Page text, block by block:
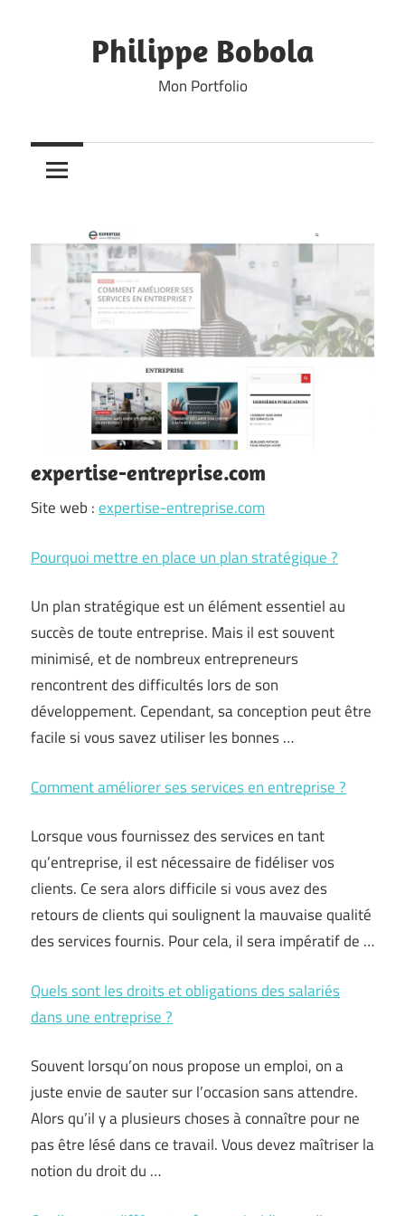
Philippe Bobola
Mon Portfolio
expertise-entreprise.com
Site web :expertise-entreprise.com
Pourquoi mettre en place un plan stratégique ?
Un plan stratégique est un élément essentiel au
succès de toute entreprise. Mais il est souvent
minimisé, et de nombreux entrepreneurs
rencontrent des difficultés lors de son
développement. Cependant, sa conception peut être
facile si vous savez utiliser les bonnes …
Comment améliorer ses services en entreprise ?
Lorsque vous fournissez des services en tant
qu’entreprise, il est nécessaire de fidéliser vos
clients. Ce sera alors difficile si vous avez des
retours de clients qui soulignent la mauvaise qualité
des services fournis. Pour cela, il sera impératif de …
Quels sont les droits et obligations des salariés
dans une entreprise ?
Souvent lorsqu’on nous propose un emploi, on a
juste envie de sauter sur l’occasion sans attendre.
Alors qu’il y a plusieurs choses à connaître pour ne
pas être lésé dans ce travail. Vous devez maîtriser la
notion du droit du …